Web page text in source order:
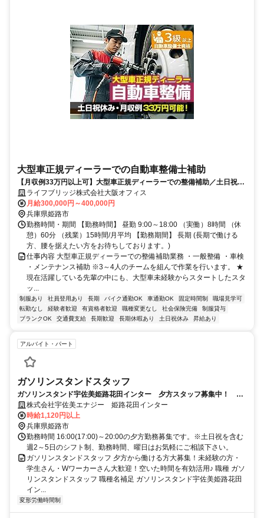
大型車正規ディーラーでの自動車整備士補助
【月収例33万円以上可】大型車正規ディーラーでの整備補助／土日祝休
み／正社員登用有※整備士資格3級以上
ライフブリッジ株式会社大阪オフィス
月給300,000円～400,000円
兵庫県姫路市
勤務時間・期間 【勤務時間】 昼勤 9:00～18:00 （実働）8時間 （休
憩）60分 （残業）15時間/月平均 【勤務期間】 長期 (長期で働ける
方、腰を据えたい方をお待ちしております。)
仕事内容 大型車正規ディーラーでの整備補助業務 ・一般整備 ・車検
・メンテナンス補助 ※3～4人のチームを組んで作業を行います。 ★
現在活躍している先輩の中にも、大型車未経験からスタートしたスタ
ッ...
制服あり 社員登用あり 長期 バイク通勤OK 車通勤OK 固定時間制
職場見学可
転勤なし
経験者歓迎 有資格者歓迎 職種変更なし 社会保険完備
制服貸与
ブランクOK
交通費支給 長期歓迎 長期休暇あり 土日祝休み 昇給あり
アルバイト・パート
ガソリンスタンドスタッフ
ガソリンスタンド宇佐美姫路花田インター 夕方スタッフ募集中！ 未
経験歓迎！
株式会社宇佐美エナジー 姫路花田インター
時給1,120円以上
兵庫県姫路市
勤務時間 16:00(17:00)～20:00の夕方勤務募集です。※土日祝を含む
週2～5日のシフト制、勤務時間、曜日はお気軽にご相談下さい。
ガソリンスタンドスタッフ 夕方から働ける方大募集！未経験の方・
学生さん・Wワーカーさん大歓迎！空いた時間を有効活用♪ 職種 ガソ
リンスタンドスタッフ 職種名補足 ガソリンスタンド宇佐美姫路花田
イン...
変形労働時間制